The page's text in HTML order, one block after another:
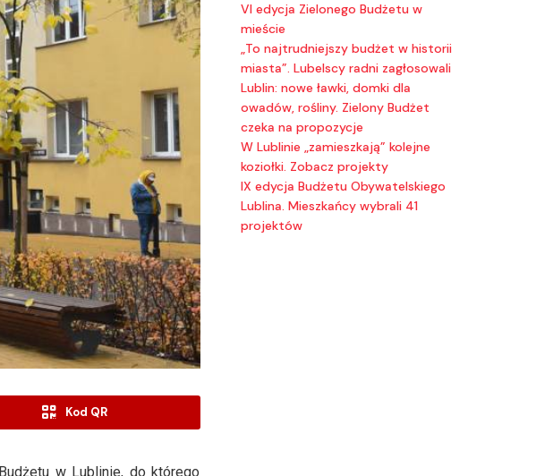
Kod QR
w Lublinie, do którego
VI edycja Zielonego Budżetu w
mieście
„To najtrudniejszy budżet w historii
miasta”. Lubelscy radni zagłosowali
Lublin: nowe ławki, domki dla
owadów, rośliny. Zielony Budżet
czeka na propozycje
W Lublinie „zamieszkają” kolejne
koziołki. Zobacz projekty
IX edycja Budżetu Obywatelskiego
Lublina. Mieszkańcy wybrali 41
projektów